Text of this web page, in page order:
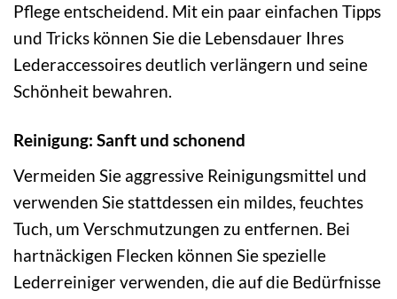
Pflege entscheidend. Mit ein paar einfachen Tipps
und Tricks können Sie die Lebensdauer Ihres
Lederaccessoires deutlich verlängern und seine
Schönheit bewahren.
Reinigung: Sanft und schonend
Vermeiden Sie aggressive Reinigungsmittel und
verwenden Sie stattdessen ein mildes, feuchtes
Tuch, um Verschmutzungen zu entfernen. Bei
hartnäckigen Flecken können Sie spezielle
Lederreiniger verwenden, die auf die Bedürfnisse